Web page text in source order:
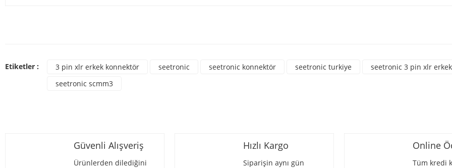
Etiketler : 3 pin xlr erkek konnektör seetronic seetronic konnektör seetronic turkiye
seetronic 3 pin xlr
seetronic scmm3
Güvenli Alışveriş
Ürünlerden dilediğini
Hızlı Kargo
Siparişin aynı gün
Online
Tüm kredi